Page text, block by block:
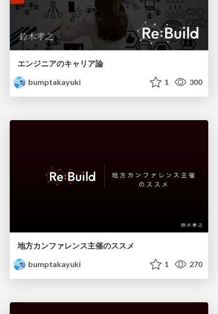
エンジニアのキャリア論
bumptakayuki
1 300
地方カンファレンス主催のススメ
bumptakayuki
1 270